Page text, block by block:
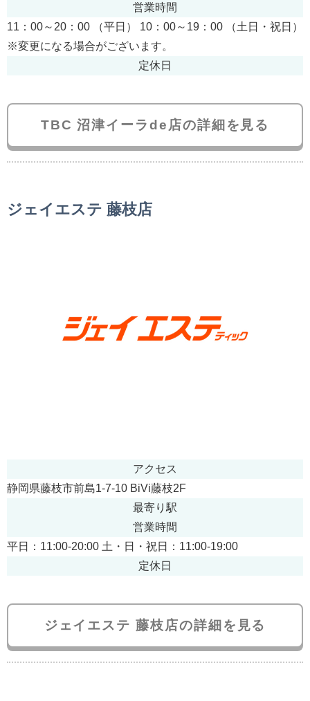
営業時間
11：00～20：00 （平日） 10：00～19：00 （土日・祝日）
※変更になる場合がございます。
定休日
TBC 沼津イーラde店の詳細を見る
ジェイエステ 藤枝店
アクセス
静岡県藤枝市前島1-7-10 BiVi藤枝2F
最寄り駅
営業時間
平日：11:00-20:00 土・日・祝日：11:00-19:00
定休日
ジェイエステ 藤枝店の詳細を見る